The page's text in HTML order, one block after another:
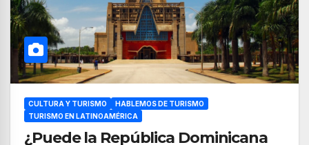
CULTURA Y TURISMO
HABLEMOS DE TURISMO
TURISMO EN LATINOAMÉRICA
¿Puede la República Dominicana